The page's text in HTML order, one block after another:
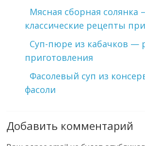
Мясная сборная солянка –
классические рецепты
Суп-пюре из кабачков —
приготовления
Фасолевый суп из
фасоли
Добавить комментарий